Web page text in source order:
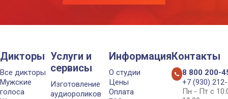
Дикторы
Все дикторы
Мужские
голоса
Услуги и
сервисы
Изготовление
аудиороликов
Информация
О студии
Цены
Оплата
Контакты
8 800 200-
+7 (930)
Пн - Пт с